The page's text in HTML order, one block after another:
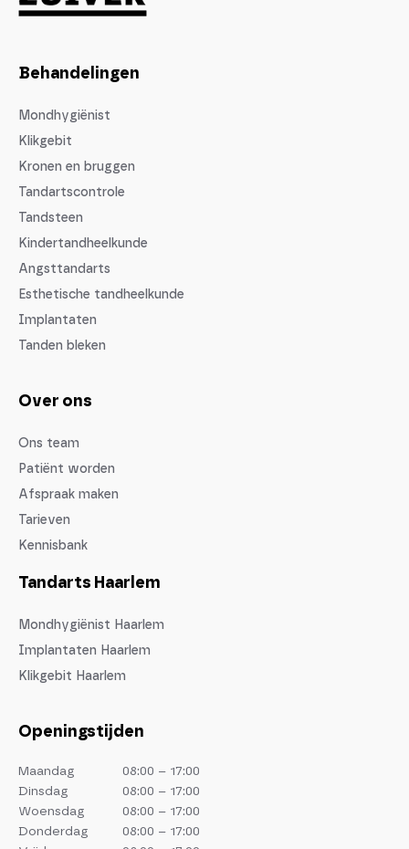
Behandelingen
Mondhygiënist
Klikgebit
Kronen en bruggen
Tandartscontrole
Tandsteen
Kindertandheelkunde
Angsttandarts
Esthetische tandheelkunde
Implantaten
Tanden bleken
Over ons
Ons team
Patiënt worden
Afspraak maken
Tarieven
Kennisbank
Tandarts Haarlem
Mondhygiënist Haarlem
Implantaten Haarlem
Klikgebit Haarlem
Openingstijden
Maandag
08:00 – 17:00
Dinsdag
08:00 – 17:00
Woensdag
08:00 – 17:00
Donderdag
08:00 – 17:00